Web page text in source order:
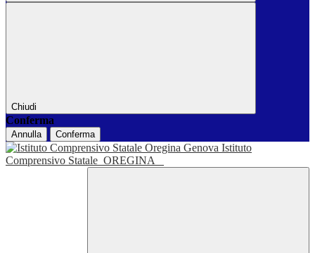
Chiudi
Conferma
Annulla Conferma
Istituto
Comprensivo Statale OREGINA